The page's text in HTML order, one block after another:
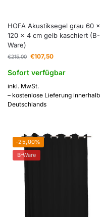
HOFA Akustiksegel grau 60 x
120 x 4 cm gelb kaschiert (B-
Ware)
€215,00 €107,50
Sofort verfügbar
inkl. MwSt.
– kostenlose Lieferung innerhalb
Deutschlands
-25,00%
B-Ware